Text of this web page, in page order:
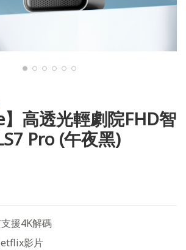
】高透光輕劇院FHD智
Pro (午夜黑)
援4K解碼
影片